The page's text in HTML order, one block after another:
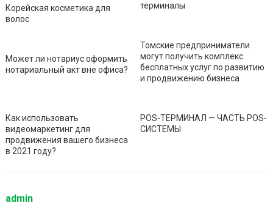
Корейская косметика для
волос
терминалы
Может ли нотариус оформить
нотариальный акт вне офиса?
Томские предприниматели
могут получить комплекс
бесплатных услуг по развитию
и продвижению бизнеса
Как использовать
видеомаркетинг для
продвижения вашего бизнеса
в 2021 году?
POS-ТЕРМИНАЛ — ЧАСТЬ POS-
СИСТЕМЫ
admin